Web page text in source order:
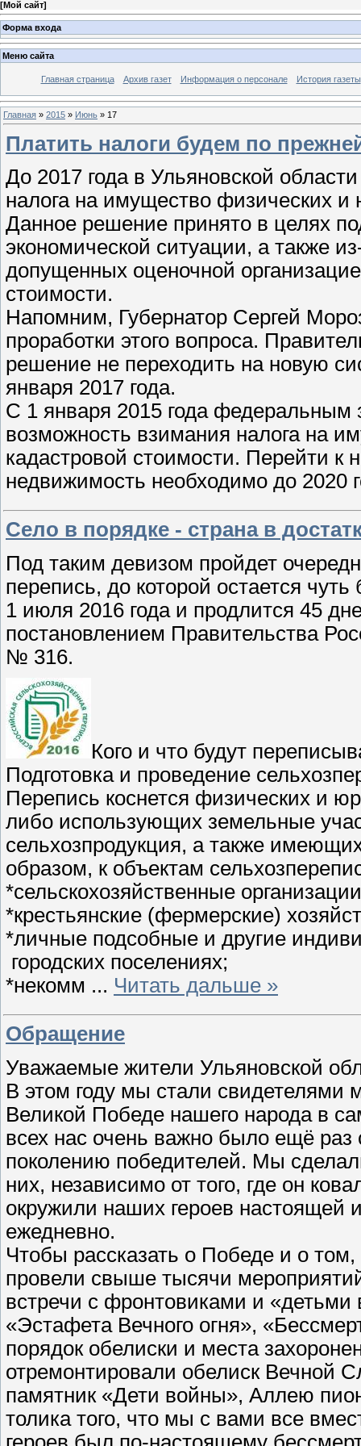
[Мой сайт]
Форма входа
Меню сайта
Главная страница Архив газет Информация о персонале История газеты
Главная » 2015 » Июнь » 17
Платить налоги будем по
До 2017 года в Ульяновской
налога на имущество физических и
Данное решение принято в целях
экономической ситуации, а также
допущенных оценочной
стоимости.
Напомним, Губернатор Сергей
проработки этого вопроса.
решение не переходить на новую
января 2017 года.
С 1 января 2015 года федеральным
возможность взимания налога на
кадастровой стоимости. Перейти к
недвижимость необходимо до 2020
Село в порядке - страна в
Под таким девизом пройдет
перепись, до которой остается
1 июля 2016 года и продлится 45
постановлением Правительства
№ 316.
Кого и что будут
Подготовка и проведение
Перепись коснется физических и
либо использующих земельные
сельхозпродукция, а также
образом, к объектам
*сельскохозяйственные
*крестьянские (фермерские)
*личные подсобные и другие
городских поселениях;
*некомм ... Читать дальше »
Обращение
Уважаемые жители Ульяновской
В этом году мы стали
Великой Победе нашего народа в
всех нас очень важно было ещё раз
поколению победителей. Мы
них, независимо от того, где он
окружили наших героев настоящей
ежедневно.
Чтобы рассказать о Победе и о
провели свыше тысячи
встречи с фронтовиками и
«Эстафета Вечного огня»,
порядок обелиски и места
отремонтировали обелиск Вечной
памятник «Дети войны», Аллею
толика того, что мы с вами все